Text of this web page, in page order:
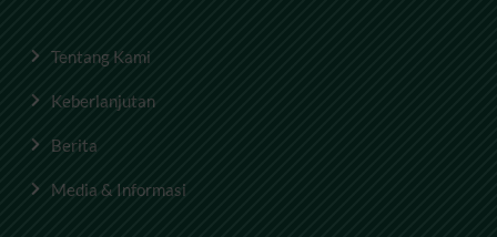
Tentang Kami
Keberlanjutan
Berita
Media & Informasi